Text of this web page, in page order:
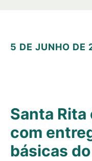
5 DE JUNHO DE
Santa
com
básicas